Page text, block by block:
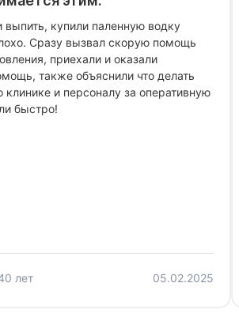
выпить, купили паленную водку
Сразу вызвал скорую помощь
приехали и оказали
также объяснили что делать
и персоналу за оперативную
быстро!
лет 05.02.2025